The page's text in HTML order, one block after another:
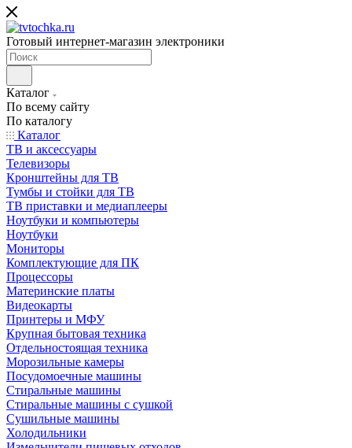
Готовый интернет-магазин электроники
Каталог
По всему сайту
По каталогу
Каталог
ТВ и аксессуары
Телевизоры
Кронштейны для ТВ
Тумбы и стойки для ТВ
ТВ приставки и медиаплееры
Ноутбуки и компьютеры
Ноутбуки
Мониторы
Комплектующие для ПК
Процессоры
Материнские платы
Видеокарты
Принтеры и МФУ
Крупная бытовая техника
Отдельностоящая техника
Морозильные камеры
Посудомоечные машины
Стиральные машины
Стиральные машины с сушкой
Сушильные машины
Холодильники